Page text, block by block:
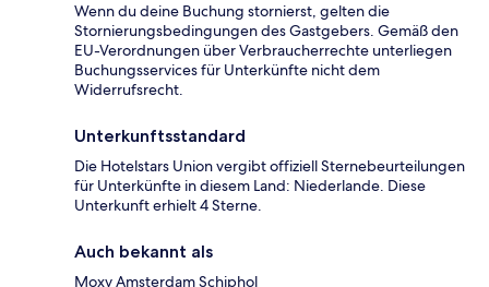
Wenn du deine Buchung stornierst, gelten die
Stornierungsbedingungen des Gastgebers. Gemäß den
EU-Verordnungen über Verbraucherrechte unterliegen
Buchungsservices für Unterkünfte nicht dem
Widerrufsrecht.
Unterkunftsstandard
Die Hotelstars Union vergibt offiziell Sternebeurteilungen
für Unterkünfte in diesem Land: Niederlande. Diese
Unterkunft erhielt 4 Sterne.
Auch bekannt als
Moxy Amsterdam Schiphol